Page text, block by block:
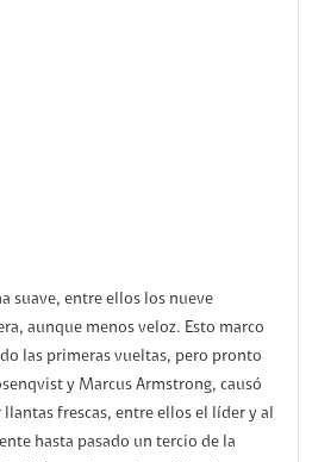
suave, entre ellos los nueve
aunque menos veloz. Esto marco
las primeras vueltas, pero pronto
y Marcus Armstrong, causó
frescas, entre ellos el líder y al
hasta pasado un tercio de la